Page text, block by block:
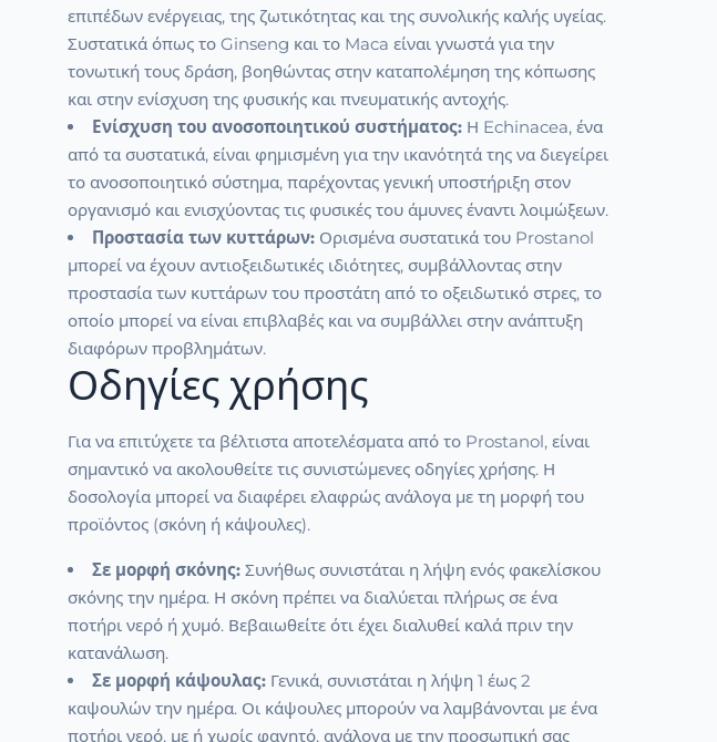
επιπέδων ενέργειας, της ζωτικότητας και της συνολικής καλής υγείας.
Συστατικά όπως το Ginseng και το Maca είναι γνωστά για την
τονωτική τους δράση, βοηθώντας στην καταπολέμηση της κόπωσης
και στην ενίσχυση της φυσικής και πνευματικής αντοχής.
Ενίσχυση του ανοσοποιητικού συστήματος:Η Echinacea, ένα
από τα συστατικά, είναι φημισμένη για την ικανότητά της να διεγείρει
το ανοσοποιητικό σύστημα, παρέχοντας γενική υποστήριξη στον
οργανισμό και ενισχύοντας τις φυσικές του άμυνες έναντι λοιμώξεων.
Προστασία των κυττάρων:Ορισμένα συστατικά του Prostanol
μπορεί να έχουν αντιοξειδωτικές ιδιότητες, συμβάλλοντας στην
προστασία των κυττάρων του προστάτη από το οξειδωτικό στρες, το
οποίο μπορεί να είναι επιβλαβές και να συμβάλλει στην ανάπτυξη
διαφόρων προβλημάτων.
Οδηγίες χρήσης
Για να επιτύχετε τα βέλτιστα αποτελέσματα από το Prostanol, είναι
σημαντικό να ακολουθείτε τις συνιστώμενες οδηγίες χρήσης. Η
δοσολογία μπορεί να διαφέρει ελαφρώς ανάλογα με τη μορφή του
προϊόντος (σκόνη ή κάψουλες).
Σε μορφή σκόνης:Συνήθως συνιστάται η λήψη ενός φακελίσκου
σκόνης την ημέρα. Η σκόνη πρέπει να διαλύεται πλήρως σε ένα
ποτήρι νερό ή χυμό. Βεβαιωθείτε ότι έχει διαλυθεί καλά πριν την
κατανάλωση.
Σε μορφή κάψουλας:Γενικά, συνιστάται η λήψη 1 έως 2
καψουλών την ημέρα. Οι κάψουλες μπορούν να λαμβάνονται με ένα
ποτήρι νερό, με ή χωρίς φαγητό, ανάλογα με την προσωπική σας